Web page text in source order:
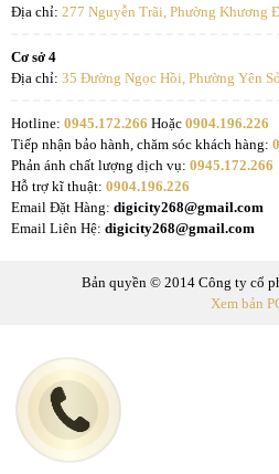
Địa chỉ: 277 Nguyễn Trãi, Phường Khương
Cơ sở 4
Địa chỉ: 35 Đường Ngọc Hồi, Phường Yên
Hotline: 0945.172.266 Hoặc 0904.196.226
Tiếp nhận bảo hành, chăm sóc khách hàng:
Phản ánh chất lượng dịch vụ: 0945.172.266
Hỗ trợ kĩ thuật: 0904.196.226
Email Đặt Hàng: digicity268@gmail.com
Email Liên Hệ: digicity268@gmail.com
Bản quyền © 2014 Công ty cổ
Xem bản